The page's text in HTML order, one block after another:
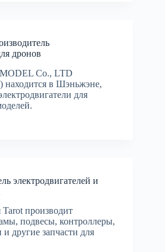
дронов
Co., LTD
находится в Шэньжэне,
для
электродвигателей и
производит
подвесы, контроллеры,
другие запчасти для